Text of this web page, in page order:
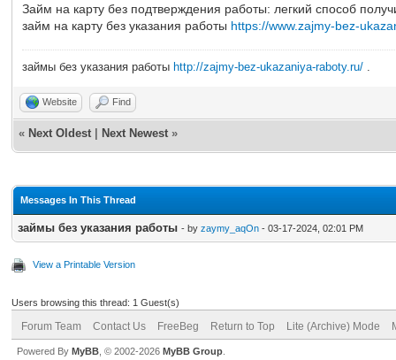
Займ на карту без подтверждения работы: легкий способ
займ на карту без указания работы https://www.zajmy-bez-
займы без указания работы http://zajmy-bez-ukazaniya-raboty.ru/
Website Find
« Next Oldest Next Newest »
Messages In This Thread
займы без указания работы - by zaymy_aqOn - 03-17-2024, 02:01 PM
View a Printable Version
Users browsing this thread: 1 Guest(s)
Forum Team Contact Us FreeBeg Return to Top Lite (Archive) Mode
Powered By MyBB , © 2002-2026 MyBB Group